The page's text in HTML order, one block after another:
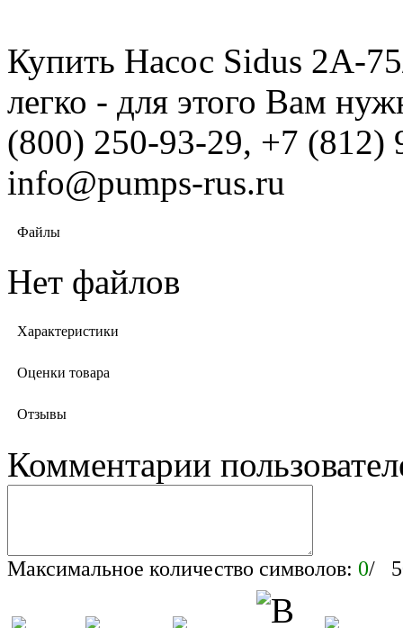
Купить Насос Sidus 2А-
легко - для этого Вам
(800) 250-93-29, +7 (812)
info@pumps-rus.ru
Файлы
Нет файлов
Характеристики
Оценки товара
Отзывы
Комментарии
Максимальное количество символов: 0/